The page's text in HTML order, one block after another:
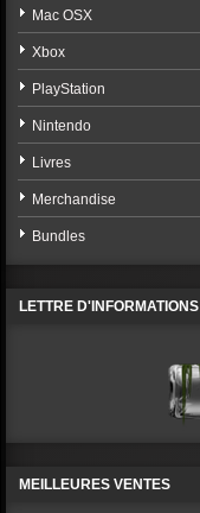
Mac OSX
Xbox
PlayStation
Nintendo
Livres
Merchandise
Bundles
LETTRE D'INFORMATIONS
MEILLEURES VENTES